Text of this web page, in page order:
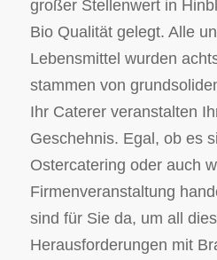
großer Stellenwert in
Bio Qualität gelegt. Alle
Lebensmittel wurden
stammen von
Ihr Caterer veranstalten
Geschehnis. Egal, ob es
Ostercatering oder auch
Firmenveranstaltung
sind für Sie da, um all
Herausforderungen mit